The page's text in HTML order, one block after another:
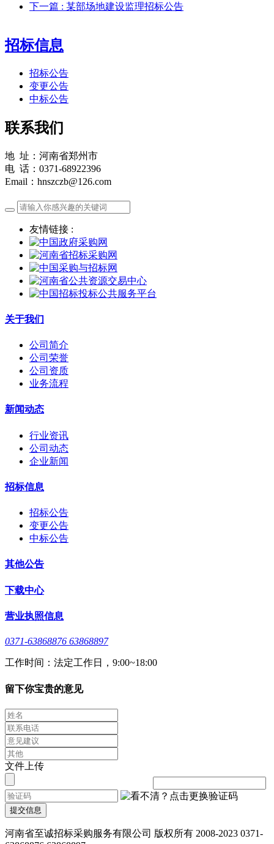
下一篇 : 某部场地建设监理招标公告
招标信息
招标公告
变更公告
中标公告
联系我们
地 址：河南省郑州市
电 话：0371-68922396
Email：hnszczb@126.com
友情链接 :
关于我们
公司简介
公司荣誉
公司资质
业务流程
新闻动态
行业资讯
公司动态
企业新闻
招标信息
招标公告
变更公告
中标公告
其他公告
下载中心
营业执照信息
0371-63868876 63868897
工作时间：法定工作日，9:00~18:00
留下你宝贵的意见
文件上传
提交信息
河南省至诚招标采购服务有限公司 版权所有 2008-2023 0371-